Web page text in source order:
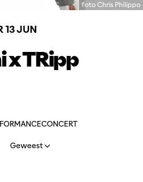
foto Chris Philippo
x TRipp
13 JUN
CONCERT
Geweest